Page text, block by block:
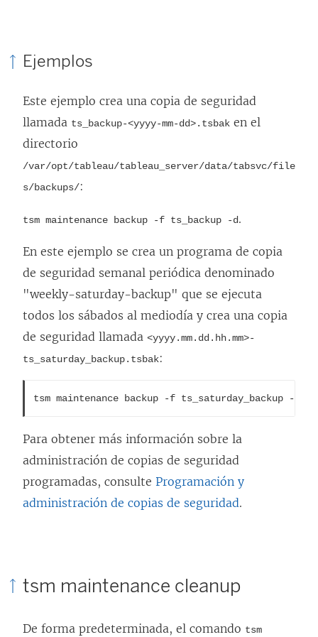
Ejemplos
Este ejemplo crea una copia de seguridad
llamada ts_backup-<yyyy-mm-dd>.tsbak en el
directorio
/var/opt/tableau/tableau_server/data/tabsvc/file
s/backups/:
tsm maintenance backup -f ts_backup -d.
En este ejemplo se crea un programa de copia
de seguridad semanal periódica denominado
"weekly-saturday-backup" que se ejecuta
todos los sábados al mediodía y crea una copia
de seguridad llamada <yyyy.mm.dd.hh.mm>-
ts_saturday_backup.tsbak:
tsm maintenance backup -f ts_saturday_backup -
Para obtener más información sobre la
administración de copias de seguridad
programadas, consulte Programación y
administración de copias de seguridad.
tsm maintenance cleanup
De forma predeterminada, el comando tsm